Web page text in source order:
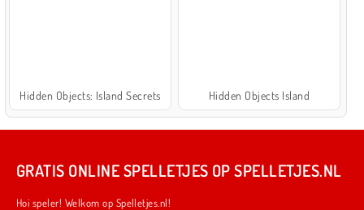
Hidden Objects: Island Secrets Hidden Objects Island
GRATIS ONLINE SPELLETJES OP SPELLETJES.NL
Hoi speler! Welkom op Spelletjes.nl!